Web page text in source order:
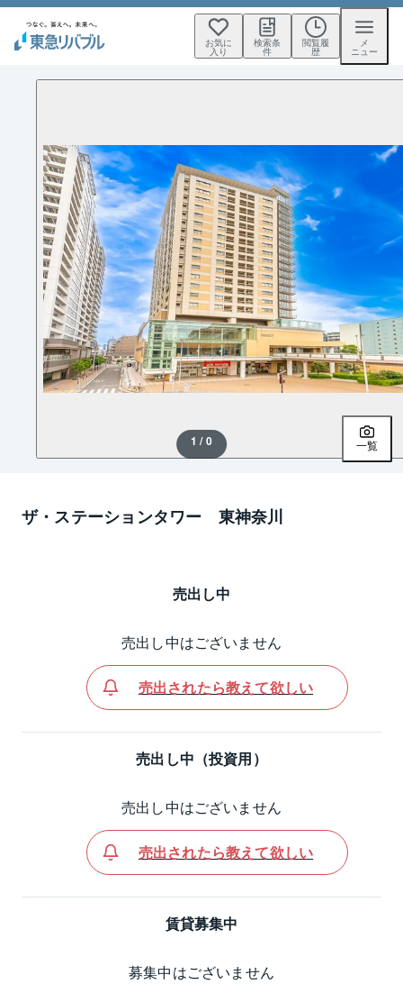
お気に
入り
検索条
件
閲覧履
歴
メ
ニュー
1 / 0 一覧
ザ・ステーションタワー 東神奈川
売出し中
売出し中はございません
売出されたら教えて欲しい
売出し中（投資用）
売出し中はございません
売出されたら教えて欲しい
賃貸募集中
募集中はございません